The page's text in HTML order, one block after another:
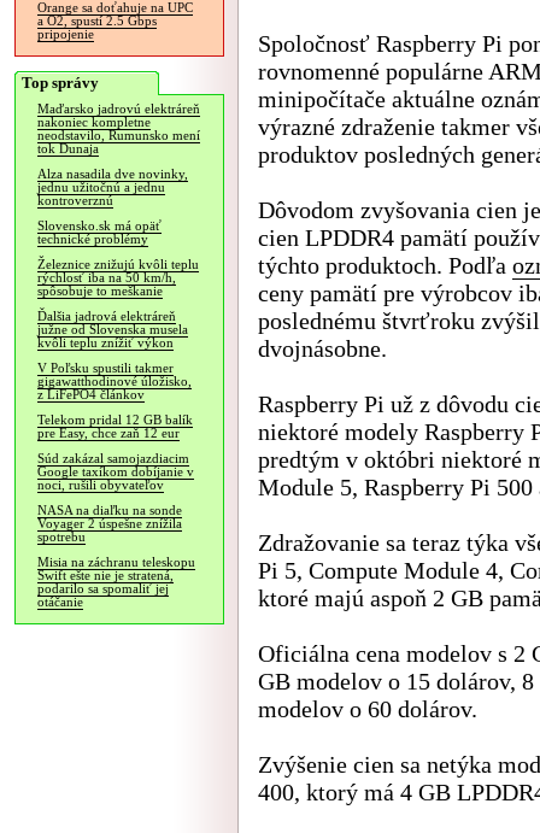
Orange sa doťahuje na UPC
a O2, spustí 2.5 Gbps
pripojenie
Top správy
Maďarsko jadrovú elektráreň
nakoniec kompletne
neodstavilo, Rumunsko mení
tok Dunaja
Alza nasadila dve novinky,
jednu užitočnú a jednu
kontroverznú
Slovensko.sk má opäť
technické problémy
Železnice znižujú kvôli teplu
rýchlosť iba na 50 km/h,
spôsobuje to meškanie
Ďalšia jadrová elektráreň
južne od Slovenska musela
kvôli teplu znížiť výkon
V Poľsku spustili takmer
gigawatthodinové úložisko,
z LiFePO4 článkov
Telekom pridal 12 GB balík
pre Easy, chce zaň 12 eur
Súd zakázal samojazdiacim
Google taxíkom dobíjanie v
noci, rušili obyvateľov
NASA na diaľku na sonde
Voyager 2 úspešne znížila
spotrebu
Misia na záchranu teleskopu
Swift ešte nie je stratená,
podarilo sa spomaliť jej
otáčanie
Spoločnosť Raspberry Pi
rovnomenné populárne
minipočítače aktuálne
výrazné zdraženie takmer
produktov posledných
Dôvodom zvyšovania cien
cien LPDDR4 pamätí
týchto produktoch. Podľa
ceny pamätí pre výrobcov
poslednému štvrťroku
dvojnásobne.
Raspberry Pi už z dôvodu
niektoré modely Raspberry
predtým v októbri niektoré
Module 5, Raspberry Pi
Zdražovanie sa teraz týka
Pi 5, Compute Module 4,
ktoré majú aspoň 2 GB
Oficiálna cena modelov s 2
GB modelov o 15 dolárov,
modelov o 60 dolárov.
Zvýšenie cien sa netýka
400, ktorý má 4 GB